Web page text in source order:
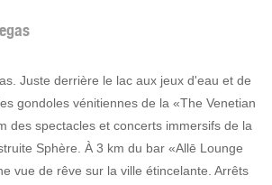
Juste derrière le lac aux jeux d'eau et de
gondoles vénitiennes de la «The Venetian
des spectacles et concerts immersifs de la
Sphère. À 3 km du bar «Allē Lounge
vue de rêve sur la ville étincelante. Arrêts